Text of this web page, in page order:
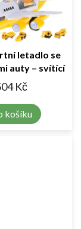
letadlo se
auty – svítící
a sadou
vozidel
Kč
košíku